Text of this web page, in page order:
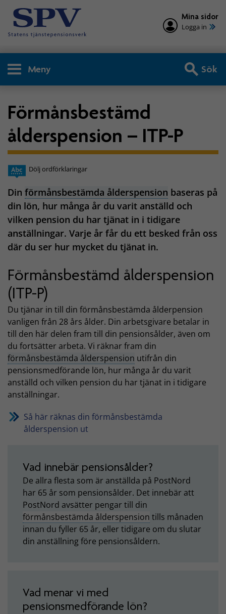
Mina sidor
Logga in
Meny Sök
Förmånsbestämd
ålderspension – ITP-P
Dölj ordförklaringar
Din förmånsbestämda ålderspension baseras på
din lön, hur många år du varit anställd och
vilken pension du har tjänat in i tidigare
anställningar. Varje år får du ett besked från oss
där du ser hur mycket du tjänat in.
Förmånsbestämd ålderspension
(ITP-P)
Du tjänar in till din förmånsbestämda ålderpension
vanligen från 28 års ålder. Din arbetsgivare betalar in
till den här delen fram till din pensionsålder, även om
du fortsätter arbeta. Vi räknar fram din
förmånsbestämda ålderspension utifrån din
pensionsmedförande lön, hur många år du varit
anställd och vilken pension du har tjänat in i tidigare
anställningar.
Så här räknas din förmånsbestämda
ålderspension ut
Vad innebär pensionsålder?
De allra flesta som är anställda på PostNord
har 65 år som pensionsålder. Det innebär att
PostNord avsätter pengar till din
förmånsbestämda ålderspension tills månaden
innan du fyller 65 år, eller tidigare om du slutar
din anställning före pensionsåldern.
Vad menar vi med
pensionsmedförande lön?